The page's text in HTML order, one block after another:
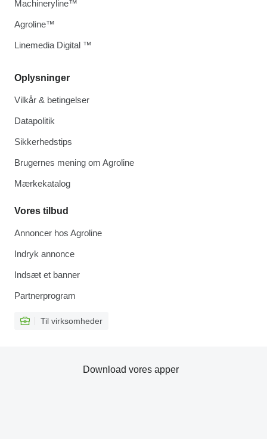
Oplysninger
Vilkår & betingelser
Datapolitik
Sikkerhedstips
Brugernes mening om Agroline
Mærkekatalog
Vores tilbud
Annoncer hos Agroline
Indryk annonce
Indsæt et banner
Partnerprogram
Til virksomheder
Machineryline™
Agroline™
Linemedia Digital ™
Download vores apper